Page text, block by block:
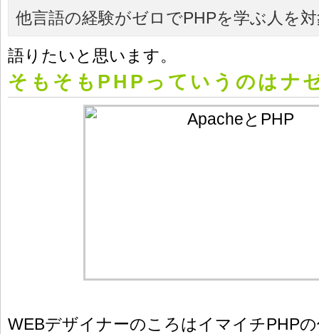
他言語の経験がゼロでPHPを学ぶ人を
語りたいと思います。
そもそもPHPっていうのはナ
WEBデザイナーのころはイマイチPHP